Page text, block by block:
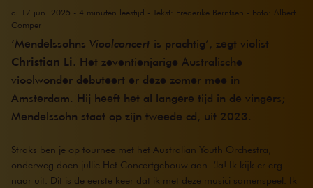
di 17 jun. 2025 - 4 minuten leestijd - Tekst: Frederike Berntsen - Foto: Albert
Comper
‘Mendelssohns Vioolconcert is prachtig’, zegt violist
Christian Li. Het zeventienjarige Australische
vioolwonder debuteert er deze zomer mee in
Amsterdam. Hij heeft het al langere tijd in de vingers;
Mendelssohn staat op zijn tweede cd, uit 2023.
Straks ben je op tournee met het Australian Youth Orchestra,
onderweg doen jullie Het Concertgebouw aan. ‘Ja! Ik kijk er erg
naar uit. Dit is de eerste keer dat ik met deze musici samenspeel. Ik